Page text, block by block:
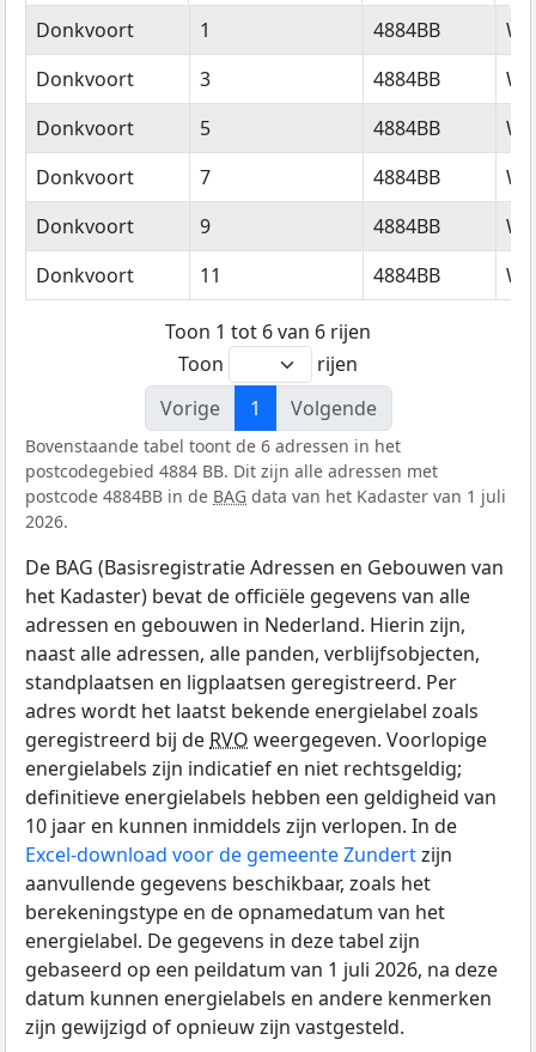
Straatnaam Huisnummer Postcode
Donkvoort 1 4884BB
Donkvoort
3 4884BB
Donkvoort
5 4884BB
Donkvoort
7 4884BB
Donkvoort
9 4884BB
Donkvoort
11 4884BB
Toon 1 tot 6 van 6 rijen
Toon
rijen
Vorige
1 Volgende
Bovenstaande tabel toont de 6 adressen in het
postcodegebied 4884 BB. Dit zijn alle adressen met
postcode 4884BB in de BAG data van het Kadaster van 1 juli
2026.
De BAG (Basisregistratie Adressen en Gebouwen van
het Kadaster) bevat de officiële gegevens van alle
adressen en gebouwen in Nederland. Hierin zijn,
naast alle adressen, alle panden, verblijfsobjecten,
standplaatsen en ligplaatsen geregistreerd. Per
adres wordt het laatst bekende energielabel zoals
geregistreerd bij de RVO weergegeven. Voorlopige
energielabels zijn indicatief en niet rechtsgeldig;
definitieve energielabels hebben een geldigheid van
10 jaar en kunnen inmiddels zijn verlopen. In de
Excel-download voor de gemeente Zundertzijn
aanvullende gegevens beschikbaar, zoals het
berekeningstype en de opnamedatum van het
energielabel. De gegevens in deze tabel zijn
gebaseerd op een peildatum van 1 juli 2026, na deze
datum kunnen energielabels en andere kenmerken
zijn gewijzigd of opnieuw zijn vastgesteld.